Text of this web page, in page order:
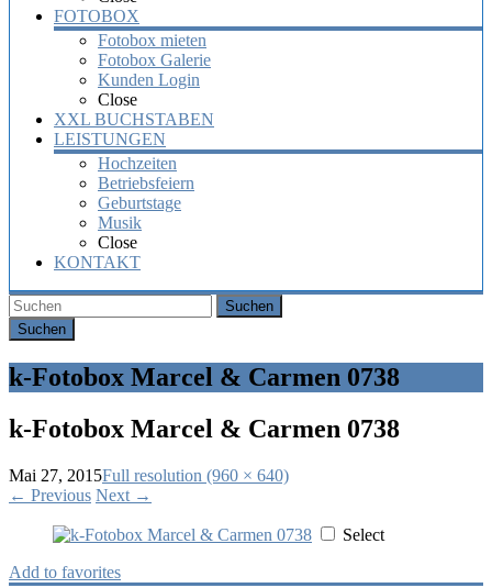
FOTOBOX
Fotobox mieten
Fotobox Galerie
Kunden Login
Close
XXL BUCHSTABEN
LEISTUNGEN
Hochzeiten
Betriebsfeiern
Geburtstage
Musik
Close
KONTAKT
Suchen
k-Fotobox Marcel & Carmen 0738
k-Fotobox Marcel & Carmen 0738
Mai 27, 2015Full resolution (960 × 640)
← Previous Next →
Select
Add to favorites